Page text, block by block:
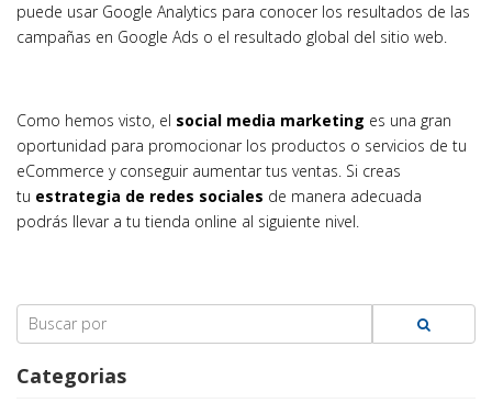
puede usar Google Analytics para conocer los resultados de las
campañas en Google Ads o el resultado global del sitio web.
Como hemos visto, el social media marketing es una gran
oportunidad para promocionar los productos o servicios de tu
eCommerce y conseguir aumentar tus ventas. Si creas
tu estrategia de redes sociales de manera adecuada
podrás llevar a tu tienda online al siguiente nivel.
Search
for:
Categorias